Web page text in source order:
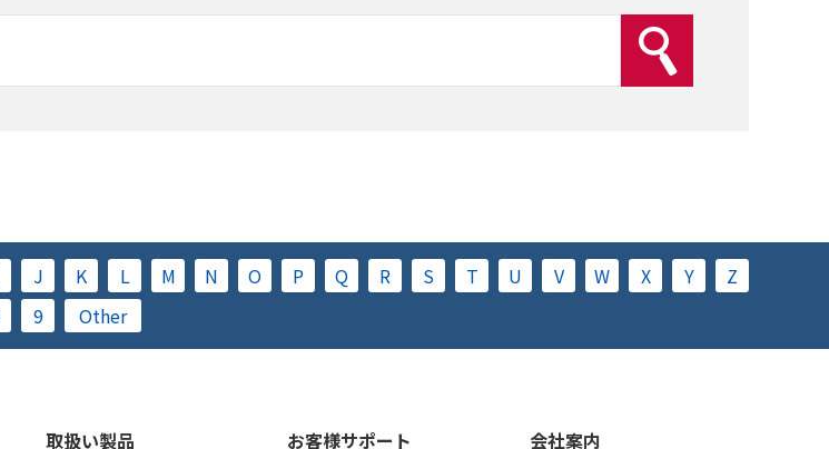
J K L M N O P Q R S T U V W X Y
Z
9 Other
取扱い製品 お客様サポート 会社案内